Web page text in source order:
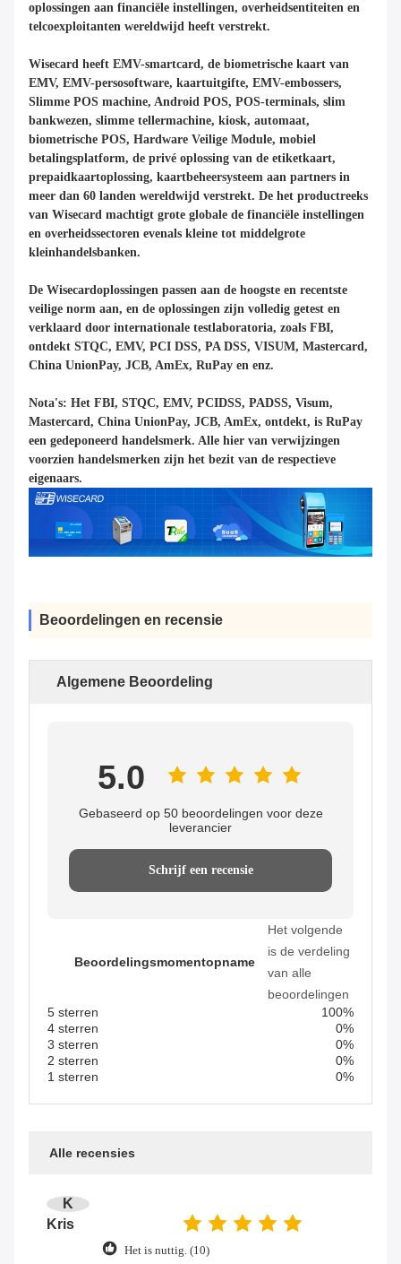
oplossingen aan financiële instellingen, overheidsentiteiten en
telcoexploitanten wereldwijd heeft verstrekt.
Wisecard heeft EMV-smartcard, de biometrische kaart van
EMV, EMV-persosoftware, kaartuitgifte, EMV-embossers,
Slimme POS machine, Android POS, POS-terminals, slim
bankwezen, slimme tellermachine, kiosk, automaat,
biometrische POS, Hardware Veilige Module, mobiel
betalingsplatform, de privé oplossing van de etiketkaart,
prepaidkaartoplossing, kaartbeheersysteem aan partners in
meer dan 60 landen wereldwijd verstrekt. De het productreeks
van Wisecard machtigt grote globale de financiële instellingen
en overheidssectoren evenals kleine tot middelgrote
kleinhandelsbanken.
De Wisecardoplossingen passen aan de hoogste en recentste
veilige norm aan, en de oplossingen zijn volledig getest en
verklaard door internationale testlaboratoria, zoals FBI,
ontdekt STQC, EMV, PCI DSS, PA DSS, VISUM, Mastercard,
China UnionPay, JCB, AmEx, RuPay en enz.
Nota's: Het FBI, STQC, EMV, PCIDSS, PADSS, Visum,
Mastercard, China UnionPay, JCB, AmEx, ontdekt, is RuPay
een gedeponeerd handelsmerk. Alle hier van verwijzingen
voorzien handelsmerken zijn het bezit van de respectieve
eigenaars.
Beoordelingen en recensie
Algemene Beoordeling
5.0
Gebaseerd op 50 beoordelingen voor deze
leverancier
Schrijf een recensie
Beoordelingsmomentopname
Het volgende
is de verdeling
van alle
beoordelingen
5 sterren
100%
4 sterren
0%
3 sterren
0%
2 sterren
0%
1 sterren
0%
Alle recensies
K
Kris
Het is nuttig. (10)